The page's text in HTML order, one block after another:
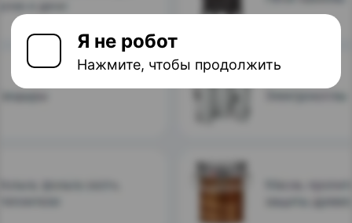
Я не робот
Нажмите, чтобы продолжить